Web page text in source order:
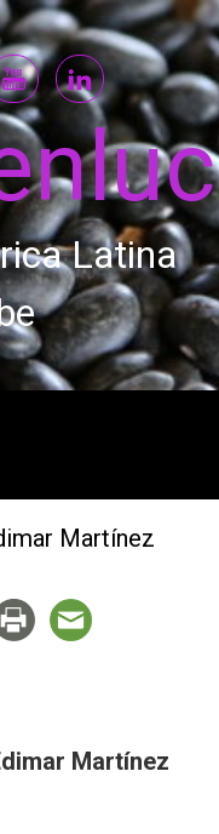
Latina
Martínez
Martínez